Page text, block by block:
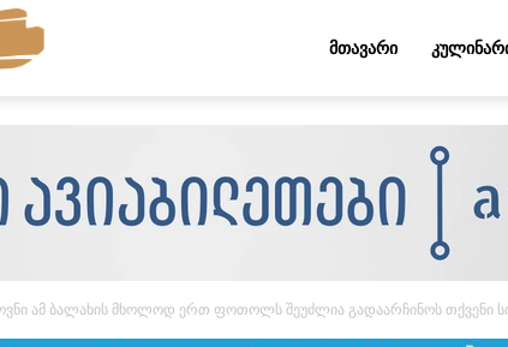
Folktips.org ᲛᲗᲐᲕᲐᲠᲘ
ამ ბალახის მხოლოდ ერთ ფოთოლს შეუძლია გადაარჩინოს თქვენი